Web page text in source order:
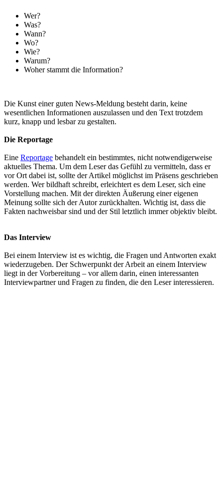
Wer?
Was?
Wann?
Wo?
Wie?
Warum?
Woher stammt die Information?
Die Kunst einer guten News-Meldung besteht darin, keine
wesentlichen Informationen auszulassen und den Text trotzdem
kurz, knapp und lesbar zu gestalten.
Die Reportage
Eine Reportage behandelt ein bestimmtes, nicht notwendigerweise
aktuelles Thema. Um dem Leser das Gefühl zu vermitteln, dass er
vor Ort dabei ist, sollte der Artikel möglichst im Präsens geschrieben
werden. Wer bildhaft schreibt, erleichtert es dem Leser, sich eine
Vorstellung machen. Mit der direkten Äußerung einer eigenen
Meinung sollte sich der Autor zurückhalten. Wichtig ist, dass die
Fakten nachweisbar sind und der Stil letztlich immer objektiv bleibt.
Das Interview
Bei einem Interview ist es wichtig, die Fragen und Antworten exakt
wiederzugeben. Der Schwerpunkt der Arbeit an einem Interview
liegt in der Vorbereitung – vor allem darin, einen interessanten
Interviewpartner und Fragen zu finden, die den Leser interessieren.